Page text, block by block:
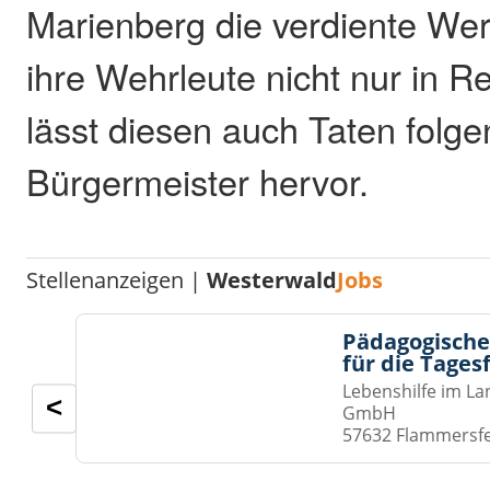
Marienberg die verdiente
ihre Wehrleute nicht nur in
lässt diesen auch Taten
Bürgermeister hervor.
Stellenanzeigen |WesterwaldJobs
für die
Lebenshilfe im
GmbH
57632
<